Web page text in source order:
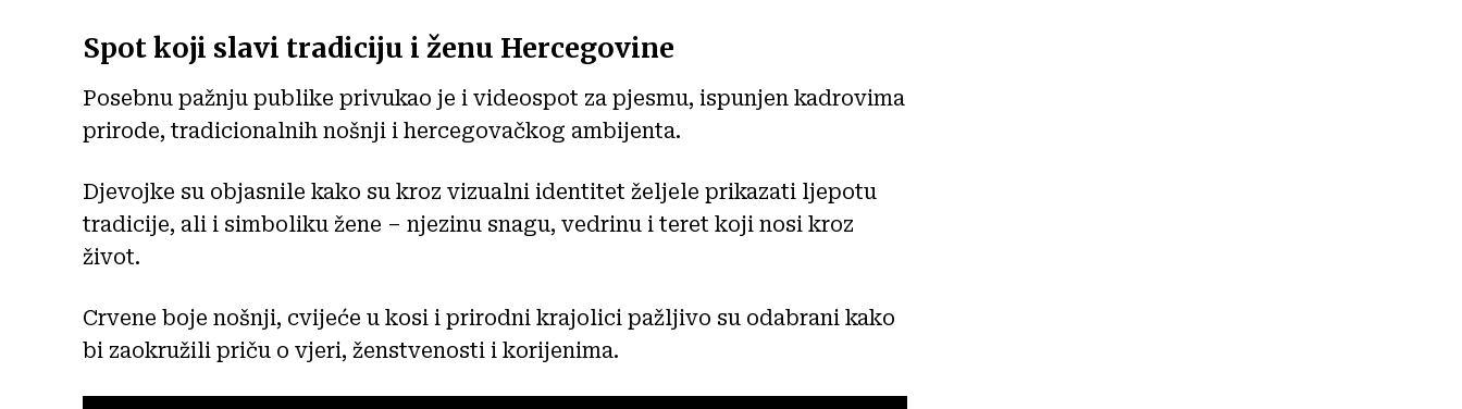
Spot koji slavi tradiciju i ženu Hercegovine
Posebnu pažnju publike privukao je i videospot za pjesmu, ispunjen kadrovima
prirode, tradicionalnih nošnji i hercegovačkog ambijenta.
Djevojke su objasnile kako su kroz vizualni identitet željele prikazati ljepotu
tradicije, ali i simboliku žene – njezinu snagu, vedrinu i teret koji nosi kroz
život.
Crvene boje nošnji, cvijeće u kosi i prirodni krajolici pažljivo su odabrani kako
bi zaokružili priču o vjeri, ženstvenosti i korijenima.